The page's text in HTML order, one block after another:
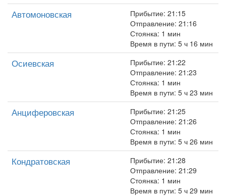
Автомоновская
Прибытие: 21:15
Отправление: 21:16
Стоянка: 1 мин
Время в пути: 5 ч 16 мин
Осиевская
Прибытие: 21:22
Отправление: 21:23
Стоянка: 1 мин
Время в пути: 5 ч 23 мин
Анциферовская
Прибытие: 21:25
Отправление: 21:26
Стоянка: 1 мин
Время в пути: 5 ч 26 мин
Кондратовская
Прибытие: 21:28
Отправление: 21:29
Стоянка: 1 мин
Время в пути: 5 ч 29 мин